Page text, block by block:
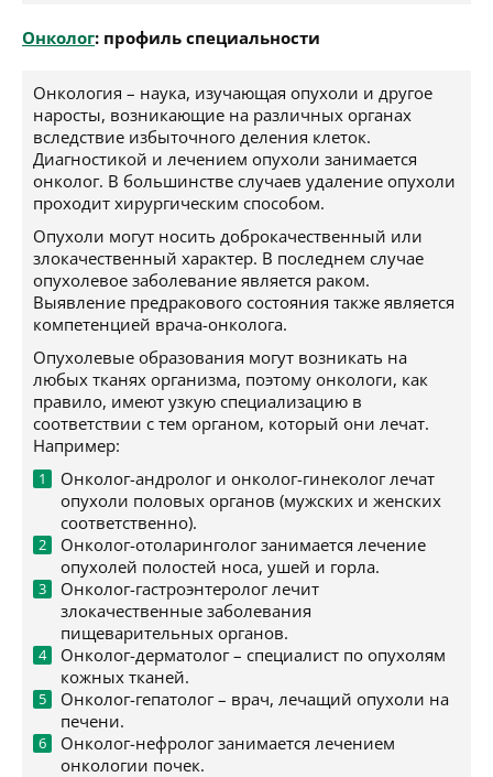
Онколог: профиль специальности
Онкология – наука, изучающая опухоли и другое
наросты, возникающие на различных органах
вследствие избыточного деления клеток.
Диагностикой и лечением опухоли занимается
онколог. В большинстве случаев удаление опухоли
проходит хирургическим способом.
Опухоли могут носить доброкачественный или
злокачественный характер. В последнем случае
опухолевое заболевание является раком.
Выявление предракового состояния также является
компетенцией врача-онколога.
Опухолевые образования могут возникать на
любых тканях организма, поэтому онкологи, как
правило, имеют узкую специализацию в
соответствии с тем органом, который они лечат.
Например:
Онколог-андролог и онколог-гинеколог лечат
опухоли половых органов (мужских и женских
соответственно).
Онколог-отоларинголог занимается лечение
опухолей полостей носа, ушей и горла.
Онколог-гастроэнтеролог лечит
злокачественные заболевания
пищеварительных органов.
Онколог-дерматолог – специалист по опухолям
кожных тканей.
Онколог-гепатолог – врач, лечащий опухоли на
печени.
Онколог-нефролог занимается лечением
онкологии почек.